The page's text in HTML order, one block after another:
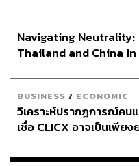
Navigating Neutrality:
Thailand and China
BUSINESS / ECONOMIC
วิเคราะห์ปรากฏการณ์คน
เชื่อ CLICX อาจเป็นเพีย
เรือนไทยที่ถูกซุกไว้